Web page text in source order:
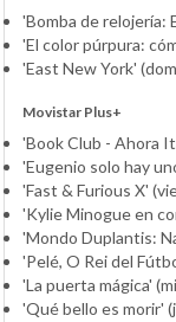
'Bomba de relojería:
'El color púrpura:
'East New York'
Movistar Plus+
'Book Club - Ahora
'Eugenio solo hay
'Fast & Furious X'
'Kylie Minogue en
'Mondo Duplantis:
'Pelé, O Rei del
'La puerta mágica'
'Qué bello es morir'